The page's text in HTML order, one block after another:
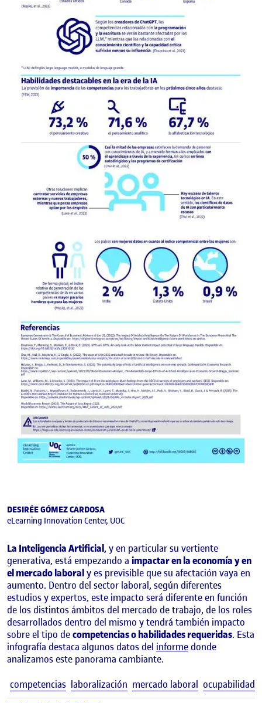
DESIRÉE GÓMEZ CARDOSA
eLearning Innovation Center, UOC
La Inteligencia Artificial, y en particular su vertiente
generativa, está empezando a impactar en la economía y en
el mercado laboraly es previsible que su afectación vaya en
aumento. Dentro del sector laboral, según diferentes
estudios y expertos, este impacto será diferente en función
de los distintos ámbitos del mercado de trabajo, de los roles
desarrollados dentro del mismo y tendrá también impacto
sobre el tipo decompetencias o habilidades requeridas. Esta
infografía destaca algunos datos del informe donde
analizamos este panorama cambiante.
competencias laboralización mercado laboral ocupabilidad